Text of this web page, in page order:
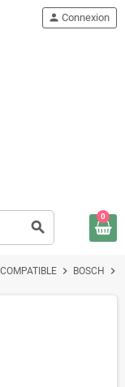
search
person Connexion
0
chevron_right BOSCH chevron_right